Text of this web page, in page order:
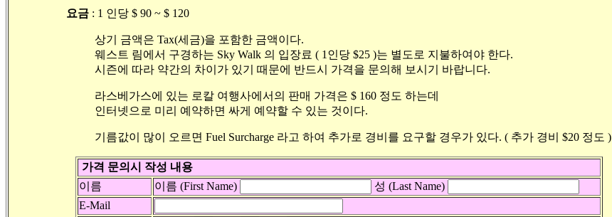
요금 : 1 인당 $ 90 ~ $ 120
상기 금액은 Tax(세금)을 포함한 금액이다.
웨스트 림에서 구경하는 Sky Walk 의 입장료 ( 1인당 $25 )는 별도로 지불하여야 한다.
시즌에 따라 약간의 차이가 있기 때문에 반드시 가격을 문의해 보시기 바랍니다.
라스베가스에 있는 로칼 여행사에서의 판매 가격은 $ 160 정도 하는데
인터넷으로 미리 예약하면 싸게 예약할 수 있는 것이다.
기름값이 많이 오르면 Fuel Surcharge 라고 하여 추가로 경비를 요구할 경우가 있다. ( 추가 경비 $20 정도 )
가격 문의시 작성 내용
이름
이름 (First Name)
성 (Last Name)
E-Mail